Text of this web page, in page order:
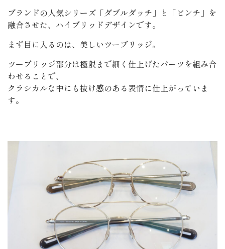
ブランドの人気シリーズ「ダブルダッチ」と「ピンチ」を
融合させた、ハイブリッドデザインです。
まず目に入るのは、美しいツーブリッジ。
ツーブリッジ部分は極限まで細く仕上げたパーツを組み合
わせることで、
クラシカルな中にも抜け感のある表情に仕上がっていま
す。